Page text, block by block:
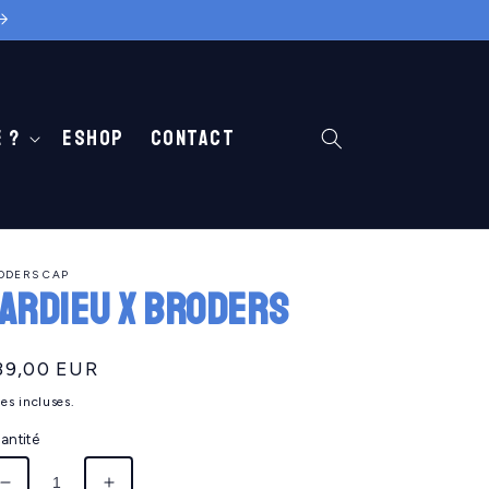
? Eshop Contact
CAP
X BRODERS
EUR
incluses.